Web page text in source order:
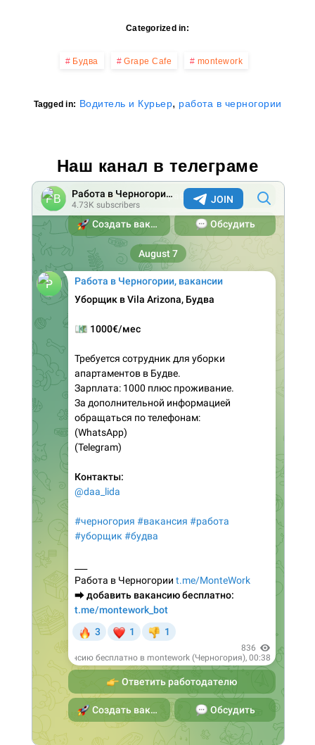
Categorized in:
Будва Grape Cafe montework
Tagged in: Водитель и Курьер, работа в черногории
Наш канал в телеграме